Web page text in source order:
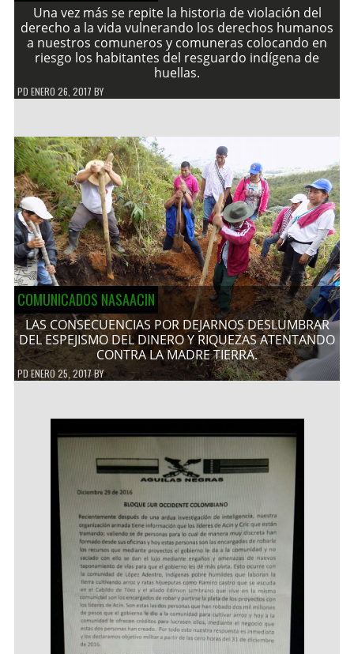
Una vez más se repite la historia de violación del
derecho a la vida vulnerando los derechos humanos
a nuestros comuneros y comuneras colocando en
riesgo los habitantes del resguardo indígena de
huellas.
PD ENERO 26, 2017 BY
COMUNICADOS NASAACIN
LAS CONSECUENCIAS POR DEJARNOS DESLUMBRAR
DEL ESPEJISMO DEL DINERO Y RIQUEZAS ATENTANDO
CONTRA LA MADRE TIERRA.
PDENERO 25, 2017BY